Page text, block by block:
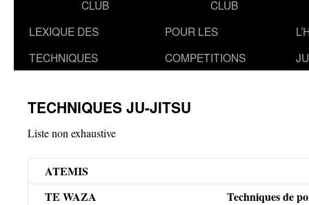
CLUB
CLUB
LEXIQUE DES
TECHNIQUES
POUR LES
COMPETITIONS
TECHNIQUES JU-JITSU
Liste non exhaustive
ATEMIS
TE WAZA
Techniques de